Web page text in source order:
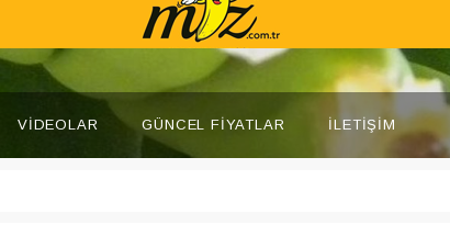
VIDEOLAR GÜNCEL FIYATLAR İLETIŞIM